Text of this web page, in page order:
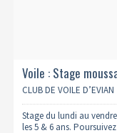
Voile : Stage
CLUB DE VOILE D’EVIAN
Stage du lundi au
les 5 & 6 ans.